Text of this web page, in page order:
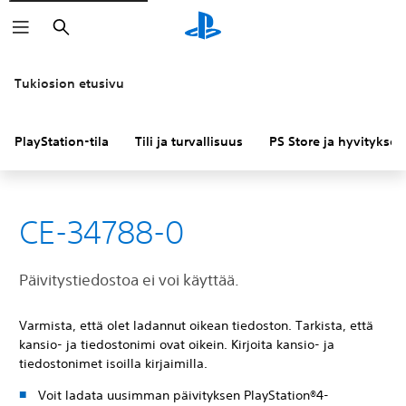
Haku
Tukiosion etusivu
PlayStation-tila Tili ja turvallisuus PS Store ja hyvitykset
CE-34788-0
Päivitystiedostoa ei voi käyttää.
Varmista, että olet ladannut oikean tiedoston. Tarkista, että
kansio- ja tiedostonimi ovat oikein. Kirjoita kansio- ja
tiedostonimet isoilla kirjaimilla.
Voit ladata uusimman päivityksen PlayStation®4-